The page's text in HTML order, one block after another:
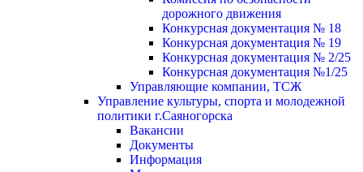
дорожного движения
Конкурсная документация № 18
Конкурсная документация № 19
Конкурсная документация № 2/25
Конкурсная документация №1/25
Управляющие компании, ТСЖ
Управление культуры, спорта и молодежной
политики г.Саяногорска
Вакансии
Документы
Информация